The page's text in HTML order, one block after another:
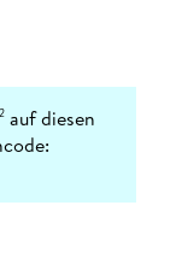
auf diesen